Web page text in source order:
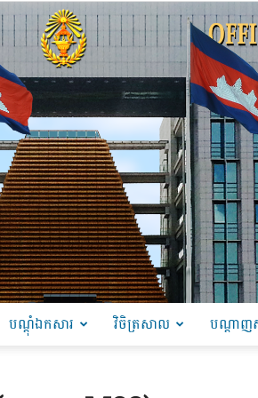
បណ្ដុំឯកសារ វិចិត្រសាល បណ្តាញ